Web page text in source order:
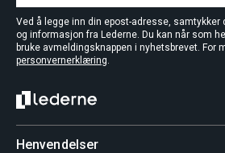
Ved å legge inn din epost-adresse, samtykker
og informasjon fra Lederne. Du kan når som
bruke avmeldingsknappen i nyhetsbrevet. For
personvernerklæring.
Henvendelser